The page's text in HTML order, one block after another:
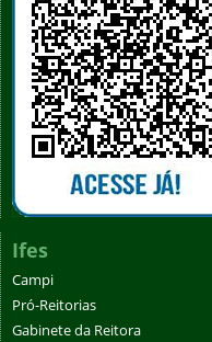
Ifes
Campi
Pró-Reitorias
Gabinete da Reitora